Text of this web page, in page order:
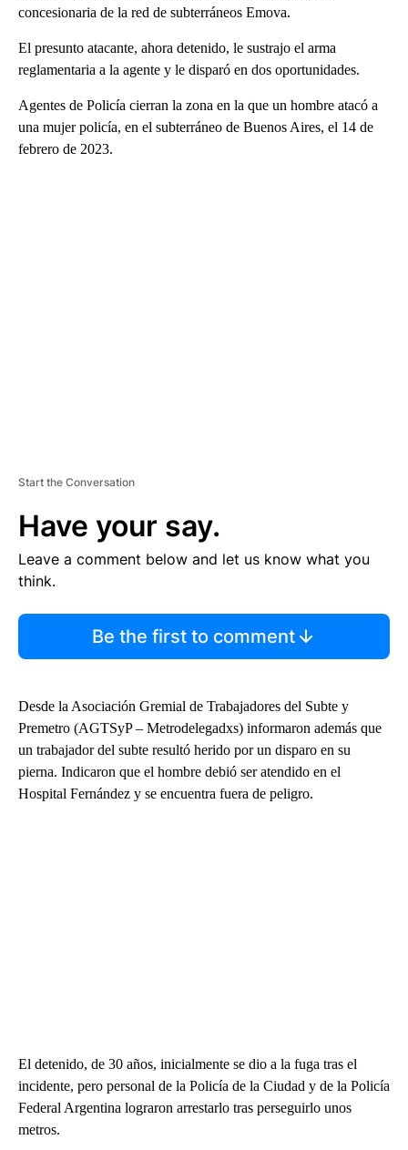
concesionaria de la red de subterráneos Emova.
El presunto atacante, ahora detenido, le sustrajo el arma
reglamentaria a la agente y le disparó en dos oportunidades.
Agentes de Policía cierran la zona en la que un hombre atacó a
una mujer policía, en el subterráneo de Buenos Aires, el 14 de
febrero de 2023.
Start the Conversation
Have your say.
Leave a comment below and let us know what you
think.
Be the first to comment
Desde la Asociación Gremial de Trabajadores del Subte y
Premetro (AGTSyP – Metrodelegadxs) informaron además que
un trabajador del subte resultó herido por un disparo en su
pierna. Indicaron que el hombre debió ser atendido en el
Hospital Fernández y se encuentra fuera de peligro.
El detenido, de 30 años, inicialmente se dio a la fuga tras el
incidente, pero personal de la Policía de la Ciudad y de la Policía
Federal Argentina lograron arrestarlo tras perseguirlo unos
metros.